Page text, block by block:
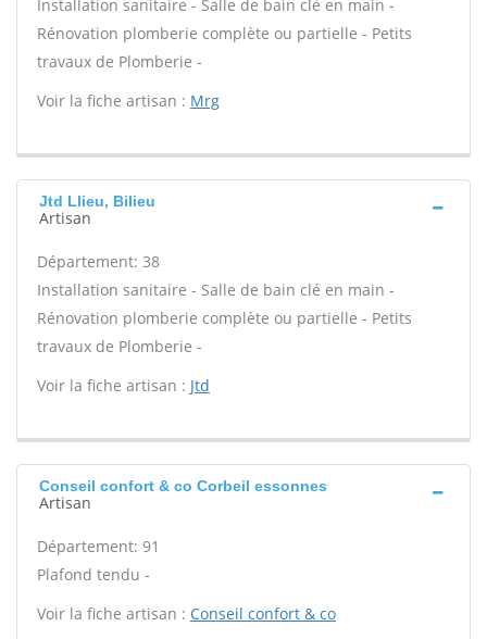
Installation sanitaire - Salle de bain clé en main -
Rénovation plomberie complète ou partielle - Petits
travaux de Plomberie -
Voir la fiche artisan : Mrg
Jtd Llieu, Bilieu
Artisan
Département: 38
Installation sanitaire - Salle de bain clé en main -
Rénovation plomberie complète ou partielle - Petits
travaux de Plomberie -
Voir la fiche artisan : Jtd
Conseil confort & co Corbeil essonnes
Artisan
Département: 91
Plafond tendu -
Voir la fiche artisan : Conseil confort & co